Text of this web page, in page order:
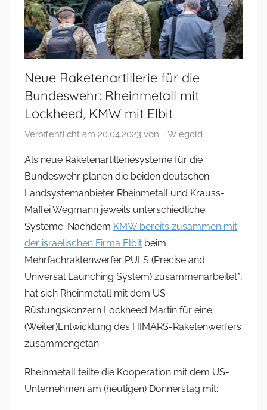
Neue Raketenartillerie für die
Bundeswehr: Rheinmetall mit
Lockheed, KMW mit Elbit
Veröffentlicht am 20.04.2023 von T.Wiegold
Als neue Raketenartilleriesysteme für die
Bundeswehr planen die beiden deutschen
Landsystemanbieter Rheinmetall und Krauss-
Maffei Wegmann jeweils unterschiedliche
Systeme: Nachdem KMW bereits zusammen mit
der israelischen Firma Elbit beim
Mehrfachraktenwerfer PULS (Precise and
Universal Launching System) zusammenarbeitet*,
hat sich Rheinmetall mit dem US-
Rüstungskonzern Lockheed Martin für eine
(Weiter)Entwicklung des HIMARS-Raketenwerfers
zusammengetan.
Rheinmetall teilte die Kooperation mit dem US-
Unternehmen am (heutigen) Donnerstag mit: